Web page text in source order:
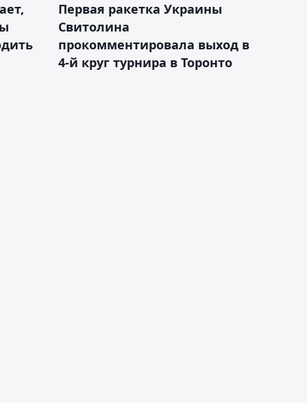
Первая ракетка Украины
Свитолина
прокомментировала выход в
4-й круг турнира в Торонто